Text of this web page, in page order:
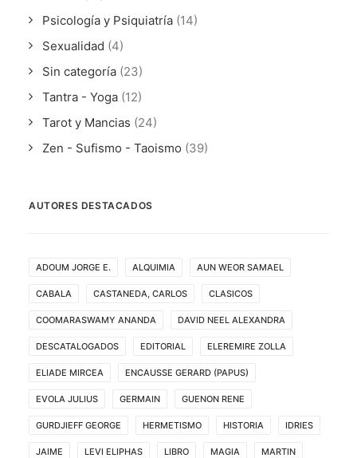
Psicología y Psiquiatría (14)
Sexualidad (4)
Sin categoría (23)
Tantra - Yoga (12)
Tarot y Mancias (24)
Zen - Sufismo - Taoismo (39)
AUTORES DESTACADOS
ADOUM JORGE E. ALQUIMIA AUN WEOR SAMAEL
CABALA CASTANEDA, CARLOS CLASICOS
COOMARASWAMY ANANDA DAVID NEEL ALEXANDRA
DESCATALOGADOS EDITORIAL ELEREMIRE ZOLLA
ELIADE MIRCEA ENCAUSSE GERARD (PAPUS)
EVOLA JULIUS GERMAIN GUENON RENE
GURDJIEFF GEORGE HERMETISMO HISTORIA IDRIES
JAIME LEVI ELIPHAS LIBRO MAGIA MARTIN